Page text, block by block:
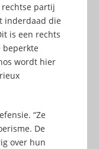
partij
inderdaad die
is een rechts
wordt hier
“Ze
De
over hun